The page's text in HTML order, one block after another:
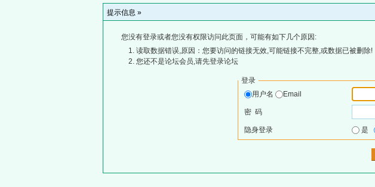
提示信息 »
您没有登录或者您没有权限访问此页面，可能有如下几个原因:
读取数据错误,原因：您要访问的链接无效,可能链接不完整,或数据已被删除!
您还不是论坛会员,请先登录论坛
登录
用户名
Email
密 码
隐身登录 是